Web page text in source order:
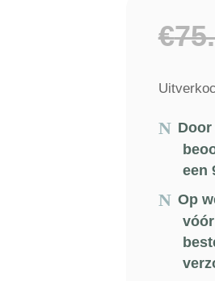
€
een
Op